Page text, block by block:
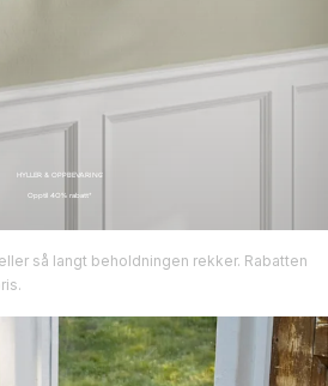
HYLLER & OPPBEVARING
Opptil 40% rabatt*
så langt beholdningen rekker. Rabatten